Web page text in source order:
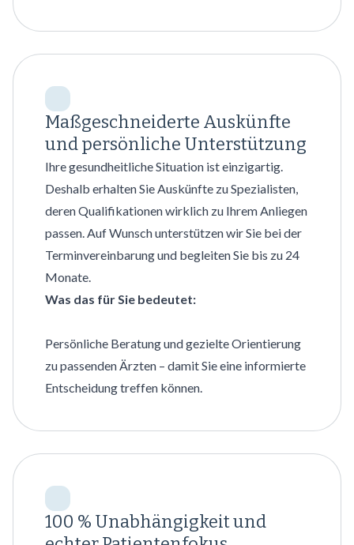
Maßgeschneiderte Auskünfte
und persönliche Unterstützung
Ihre gesundheitliche Situation ist einzigartig.
Deshalb erhalten Sie Auskünfte zu Spezialisten,
deren Qualifikationen wirklich zu Ihrem Anliegen
passen. Auf Wunsch unterstützen wir Sie bei der
Terminvereinbarung und begleiten Sie bis zu 24
Monate.
Was das für Sie bedeutet:
Persönliche Beratung und gezielte Orientierung
zu passenden Ärzten – damit Sie eine informierte
Entscheidung treffen können.
100 % Unabhängigkeit und